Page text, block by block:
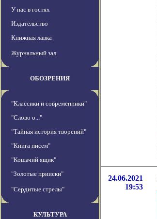
У нас в гостях
Издательство
Книжная лавка
Журнальный зал
ОБОЗРЕНИЯ
"Классики и современники"
"Слово о..."
"Тайная история творений"
"Книга писем"
"Кошачий ящик"
"Золотые прииски"
"Сердитые стрелы"
КУЛЬТУРА
24.06.2021
19:53